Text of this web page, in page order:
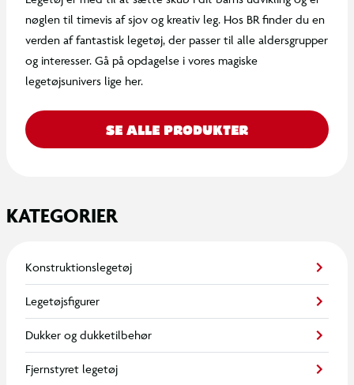
nøglen til timevis af sjov og kreativ leg. Hos BR finder du en
verden af fantastisk legetøj, der passer til alle aldersgrupper
og interesser. Gå på opdagelse i vores magiske
legetøjsunivers lige her.
SE ALLE PRODUKTER
KATEGORIER
Konstruktionslegetøj
Legetøjsfigurer
Dukker og dukketilbehør
Fjernstyret legetøj